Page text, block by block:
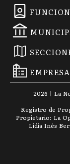
2026 | La
Registro de
Propietario: La
Lidia Inés